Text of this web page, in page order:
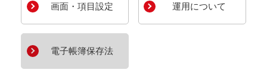
画面・項目設定 運用について
電子帳簿保存法